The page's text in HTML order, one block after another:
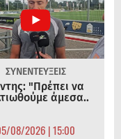
ΣΥΝΕΝΤΕΥΞΕΙΣ
"Πρέπει να
άμεσα..
08/2026 | 15:00